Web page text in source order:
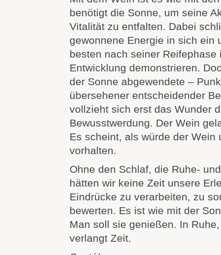
benötigt die Sonne, um seine
Vitalität zu entfalten. Dabei
gewonnene Energie in sich ein
besten nach seiner Reifephase
Entwicklung demonstrieren.
der Sonne abgewendete –
übersehener entscheidender
vollzieht sich erst das Wunder
Bewusstwerdung. Der Wein
Es scheint, als würde der Wein
vorhalten.
Ohne den Schlaf, die Ruhe-
hätten wir keine Zeit unsere
Eindrücke zu verarbeiten, zu
bewerten. Es ist wie mit der
Man soll sie genießen. In
verlangt Zeit.